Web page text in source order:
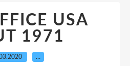
USA
1971
…